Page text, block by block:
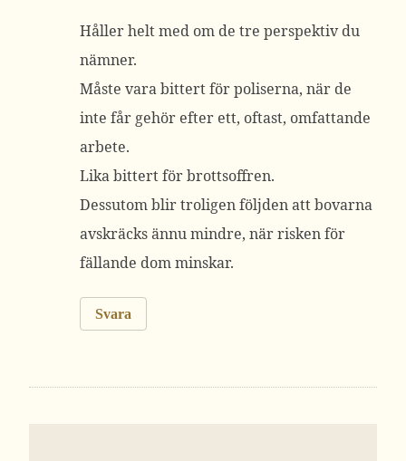
Håller helt med om de tre perspektiv du
nämner.
Måste vara bittert för poliserna, när de
inte får gehör efter ett, oftast, omfattande
arbete.
Lika bittert för brottsoffren.
Dessutom blir troligen följden att bovarna
avskräcks ännu mindre, när risken för
fällande dom minskar.
Svara